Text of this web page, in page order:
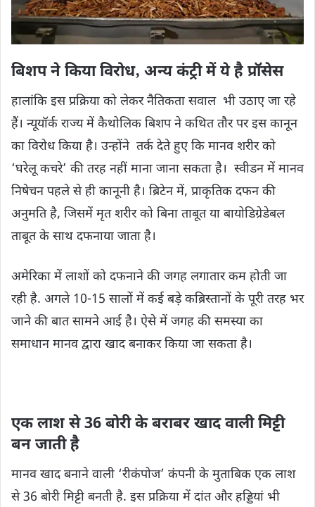
बिशप ने किया विरोध‚ अन्य कंट्री में ये है प्रॉसेस
हालांकि इस प्रक्रिया को लेकर नैतिकता सवाल भी उठाए जा रहे
हैं। न्यूयॉर्क राज्य में कैथोलिक बिशप ने कथित तौर पर इस कानून
का विरोध किया है। उन्होंने तर्क देते हुए कि मानव शरीर को
‘घरेलू कचरे’ की तरह नहीं माना जाना सकता है। स्वीडन में मानव
निषेचन पहले से ही कानूनी है। ब्रिटेन में, प्राकृतिक दफन की
अनुमति है, जिसमें मृत शरीर को बिना ताबूत या बायोडिग्रेडेबल
ताबूत के साथ दफनाया जाता है।
अमेरिका में लाशों को दफनाने की जगह लगातार कम होती जा
रही है. अगले 10-15 सालों में कई बड़े कब्रिस्तानों के पूरी तरह भर
जाने की बात सामने आई है। ऐसे में जगह की समस्या का
समाधान मानव द्वारा खाद बनाकर किया जा सकता है।
एक लाश से 36 बोरी के बराबर खाद वाली मिट्टी
बन जाती है
मानव खाद बनाने वाली ‘रीकंपोज’ कंपनी के मुताबिक एक लाश
से 36 बोरी मिट्टी बनती है. इस प्रक्रिया में दांत और हड्डियां भी